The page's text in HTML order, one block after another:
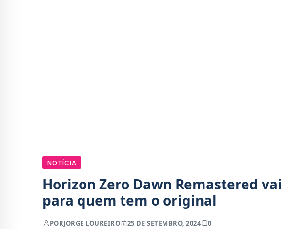
NOTÍCIA
Horizon Zero Dawn Remastered
para quem tem o original
PORJORGE LOUREIRO 25 DE SETEMBRO, 2024 0